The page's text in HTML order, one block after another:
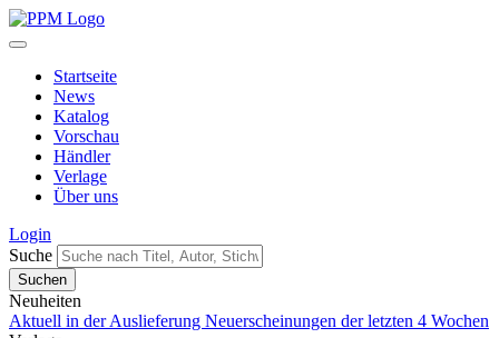
Startseite
News
Katalog
Vorschau
Händler
Verlage
Über uns
Login
Suche
Neuheiten
Aktuell in der Auslieferung Neuerscheinungen der letzten 4 Wochen